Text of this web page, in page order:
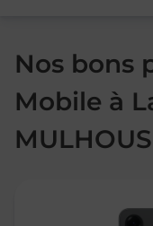
Nos bons
Mobile à